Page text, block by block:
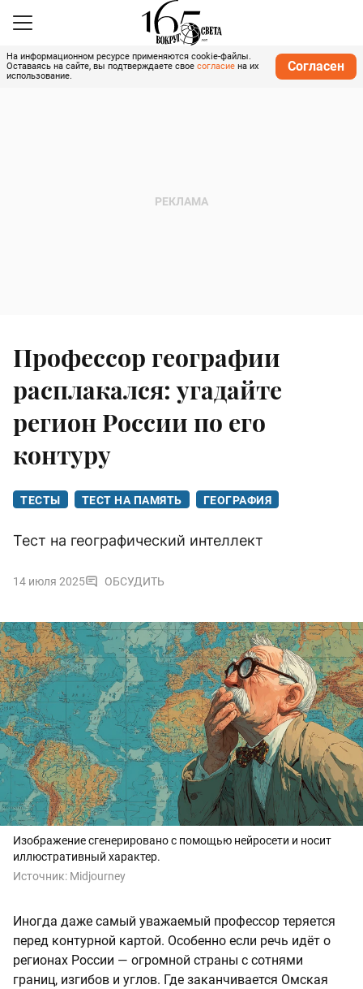
На информационном ресурсе применяются cookie-файлы.
Оставаясь на сайте, вы подтверждаете свое согласие на их
использование.
Согласен
Профессор географии
расплакался: угадайте
регион России по его
контуру
ТЕСТЫ ТЕСТ НА ПАМЯТЬ ГЕОГРАФИЯ
Тест на географический интеллект
14 июля 2025 ОБСУДИТЬ
Изображение сгенерировано с помощью нейросети и носит
иллюстративный характер.
Источник: Midjourney
Иногда даже самый уважаемый профессор теряется
перед контурной картой. Особенно если речь идёт о
регионах России — огромной страны с сотнями
границ, изгибов и углов. Где заканчивается Омская